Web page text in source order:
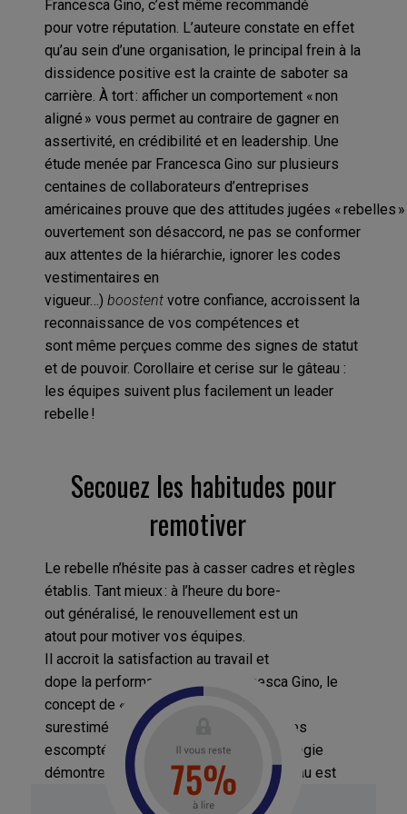
Francesca Gino, c’est même recommandé
pour votre réputation. L’auteure constate en effet
qu’au sein d’une organisation, le principal frein à la
dissidence positive estla crainte de saboter sa
carrière. Àtort : afficher un comportement « non
aligné » vous permet au contraire de gagner en
assertivité, en crédibilité et en leadership. Une
étude menée par Francesca Gino sur plusieurs
centaines de collaborateurs d’entreprises
américaines prouve que des attitudes jugées «rebelles »
ouvertement son désaccord, ne pas se conformer
aux attentes de la hiérarchie, ignorerles codes
vestimentaires en
vigueur…) boostent votre confiance, accroissent la
reconnaissance de vos compétences et
sont même perçues comme des signes de statut
et de pouvoir. Corollaire et cerise sur le gâteau :
les équipes suivent plus facilement un leader
rebelle !
Secouez les habitudes pour
remotiver
Le rebelle n’hésite pas à casser cadres et règles
établis. Tant mieux : à l’heure du bore-
outgénéralisé, le renouvellementest un
atoutpour motiver vos équipes.
Il accroit lasatisfaction au travail et
dope laperformance
. Selon Francesca Gino, le
concept de «
zone de confort est
surestimé
n’apporte pas les bénéfices
escomptés. Les recherches en psychologie
démontrent
au contraireque notre
cerveau est
stimulé par les surprises et les tâches